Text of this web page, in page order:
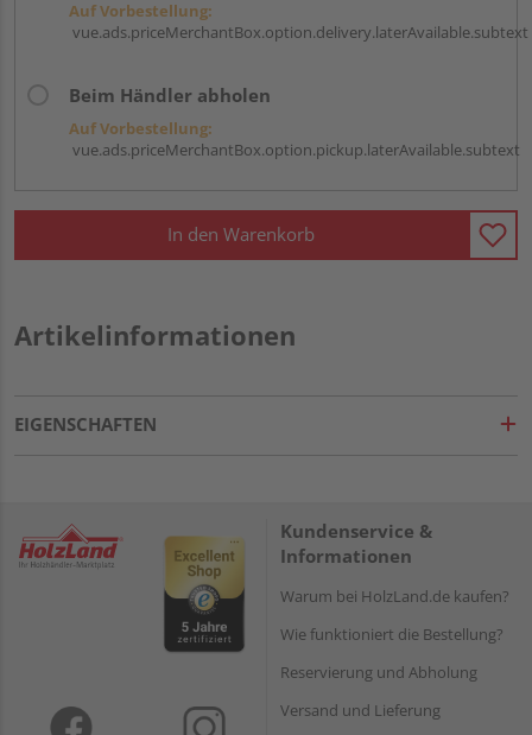
Auf Vorbestellung:
vue.ads.priceMerchantBox.option.delivery.laterAvailable.subtext
Beim Händler abholen
Auf Vorbestellung:
vue.ads.priceMerchantBox.option.pickup.laterAvailable.subtext
In den Warenkorb
Artikelinformationen
EIGENSCHAFTEN
Kundenservice &
Informationen
Warum bei HolzLand.de kaufen?
Wie funktioniert die Bestellung?
Reservierung und Abholung
Versand und Lieferung